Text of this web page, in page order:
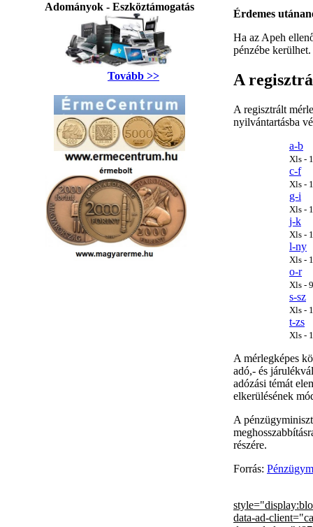
Adományok - Eszköztámogatás
Tovább >>
Érdemes
Ha az Apeh
pénzébe kerülhet.
A
A regisztrált
nyilvántartásba
a-b
Xls -
c-f
Xls -
g-i
Xls -
j-k
Xls -
l-ny
Xls -
o-r
Xls -
s-sz
Xls -
t-zs
Xls -
A mérlegképes
adó,- és
adózási témát
elkerülésének
A
részére.
Forrás:
data-ad-